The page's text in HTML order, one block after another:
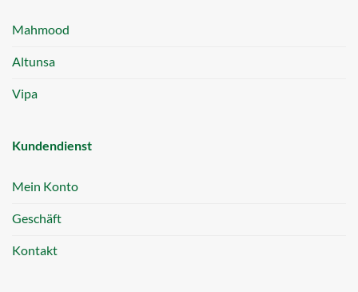
Mahmood
Altunsa
Vipa
Kundendienst
Mein Konto
Geschäft
Kontakt